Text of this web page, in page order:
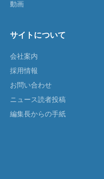
動画
サイトについて
会社案内
採用情報
お問い合わせ
ニュース読者投稿
編集長からの手紙